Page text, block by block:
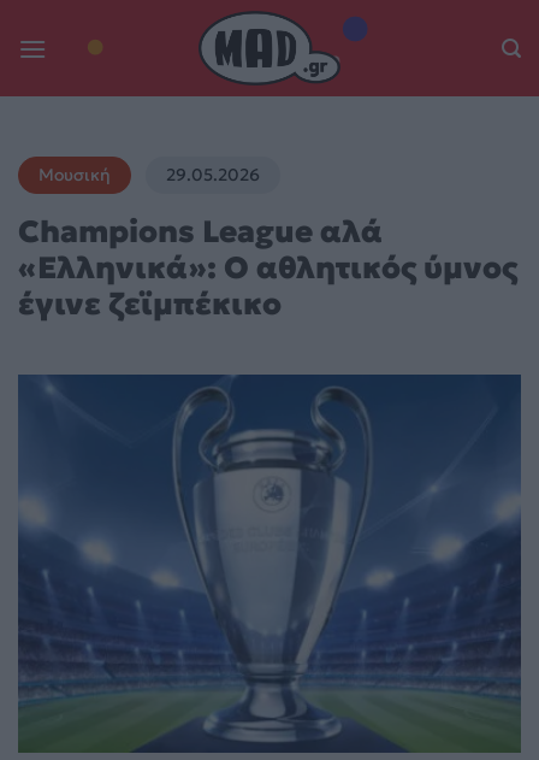
Μουσική 29.05.2026
Champions League αλά
«Ελληνικά»: Ο αθλητικός ύμνος
έγινε ζεϊμπέκικο